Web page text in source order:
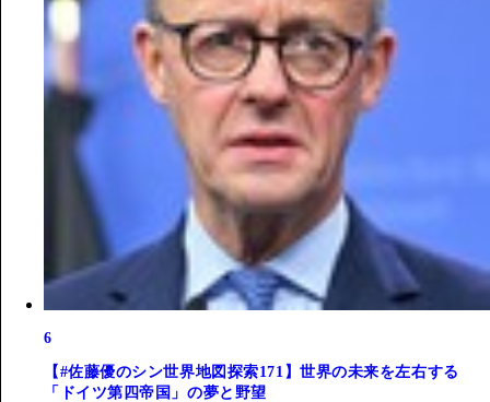
6
【#佐藤優のシン世界地図探索171】世界の未来を左右する
「ドイツ第四帝国」の夢と野望